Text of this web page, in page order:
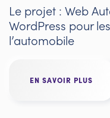
Le projet : Web
WordPress pour
l’automobile
EN SAVOIR PLUS